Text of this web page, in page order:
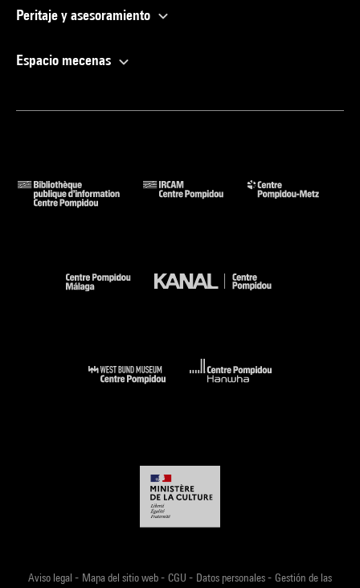
Peritaje y asesoramiento
Espacio mecenas
Aviso legal - Mapa del sitio web- CGU - Datos personales- Gestión de las